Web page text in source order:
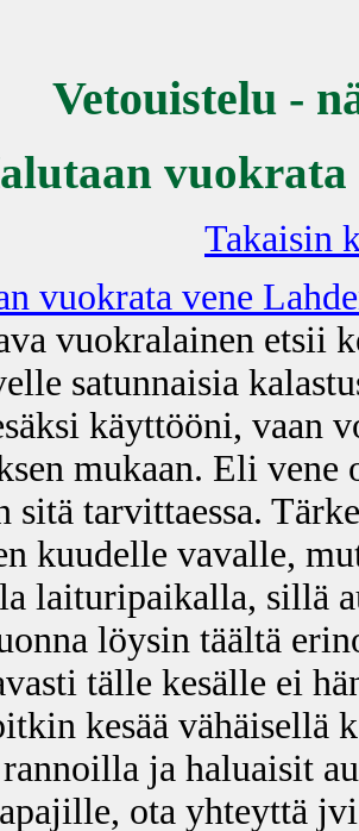
Vetouistelu -
vuokrata
Takaisin
vuokrata vene
vuokralainen etsii
satunnaisia
käyttööni, vaan
mukaan. Eli vene
sitä tarvittaessa.
kuudelle vavalle,
laituripaikalla, sillä
löysin täältä
tälle kesälle ei
kesää vähäisellä
ja haluaisit
ota yhteyttä